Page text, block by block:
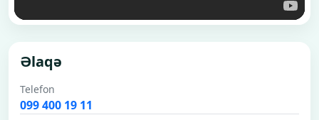
Əlaqə
Telefon
099 400 19 11